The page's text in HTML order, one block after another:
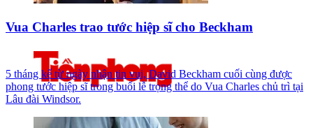
Vua Charles trao tước hiệp sĩ cho Beckham
5 tháng kể từ ngày nhận tin vui, David Beckham cuối cùng được
phong tước hiệp sĩ trong buổi lễ trọng thể do Vua Charles chủ trì tại
Lâu đài Windsor.